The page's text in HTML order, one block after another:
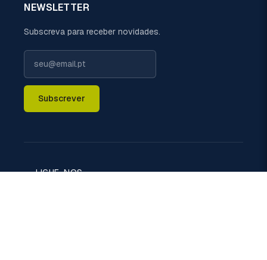
NEWSLETTER
Subscreva para receber novidades.
Subscrever
LIGUE-NOS